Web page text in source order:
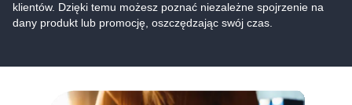
klientów. Dzięki temu możesz poznać niezależne spojrzenie na
dany produkt lub promocję, oszczędzając swój czas.